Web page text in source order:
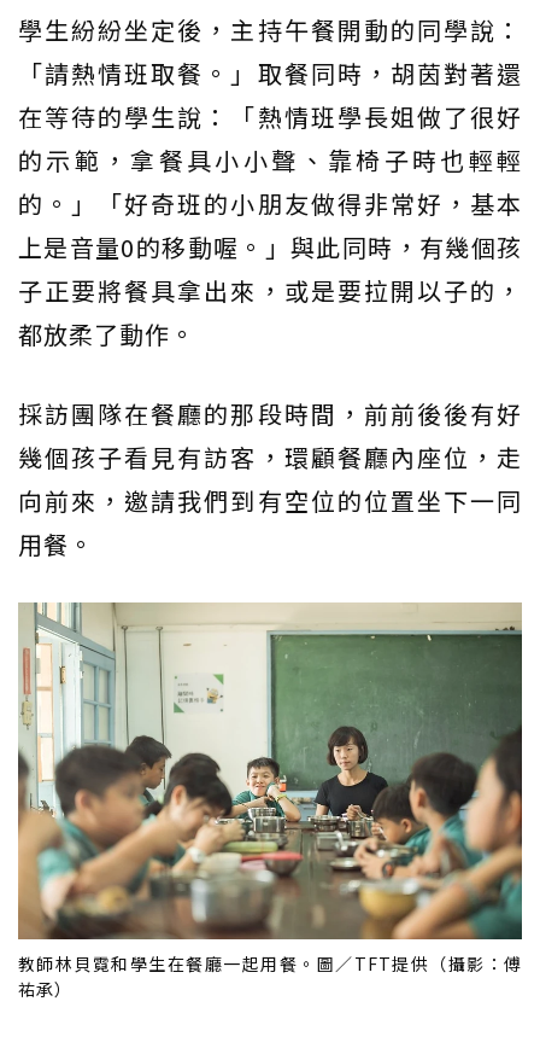
學生紛紛坐定後，主持午餐開動的同學說：
「請熱情班取餐。」取餐同時，胡茵對著還
在等待的學生說：「熱情班學長姐做了很好
的示範，拿餐具小小聲、靠椅子時也輕輕
的。」「好奇班的小朋友做得非常好，基本
上是音量0的移動喔。」與此同時，有幾個孩
子正要將餐具拿出來，或是要拉開以子的，
都放柔了動作。
採訪團隊在餐廳的那段時間，前前後後有好
幾個孩子看見有訪客，環顧餐廳內座位，走
向前來，邀請我們到有空位的位置坐下一同
用餐。
教師林貝霓和學生在餐廳一起用餐。圖／TFT提供（攝影：傅
祐承）